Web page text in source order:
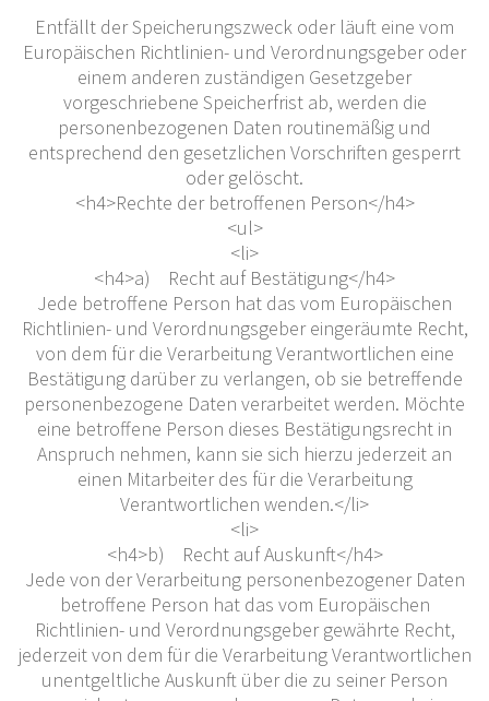
Entfällt der Speicherungszweck oder läuft eine vom
Europäischen Richtlinien- und Verordnungsgeber oder
einem anderen zuständigen Gesetzgeber
vorgeschriebene Speicherfrist ab, werden die
personenbezogenen Daten routinemäßig und
entsprechend den gesetzlichen Vorschriften gesperrt
oder gelöscht.
<h4>Rechte der betroffenen Person</h4>
<ul>
<li>
<h4>a) Recht auf Bestätigung</h4>
Jede betroffene Person hat das vom Europäischen
Richtlinien- und Verordnungsgeber eingeräumte Recht,
von dem für die Verarbeitung Verantwortlichen eine
Bestätigung darüber zu verlangen, ob sie betreffende
personenbezogene Daten verarbeitet werden. Möchte
eine betroffene Person dieses Bestätigungsrecht in
Anspruch nehmen, kann sie sich hierzu jederzeit an
einen Mitarbeiter des für die Verarbeitung
Verantwortlichen wenden.</li>
<li>
<h4>b) Recht auf Auskunft</h4>
Jede von der Verarbeitung personenbezogener Daten
betroffene Person hat das vom Europäischen
Richtlinien- und Verordnungsgeber gewährte Recht,
jederzeit von dem für die Verarbeitung Verantwortlichen
unentgeltliche Auskunft über die zu seiner Person